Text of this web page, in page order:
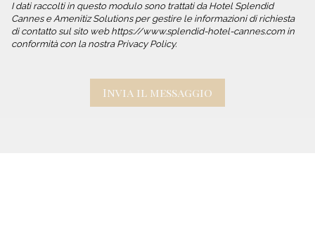
I dati raccolti in questo modulo sono trattati da Hotel Splendid
Cannes e Amenitiz Solutions per gestire le informazioni di richiesta
di contatto sul sito web https://www.splendid-hotel-cannes.com in
conformità con la nostra Privacy Policy.